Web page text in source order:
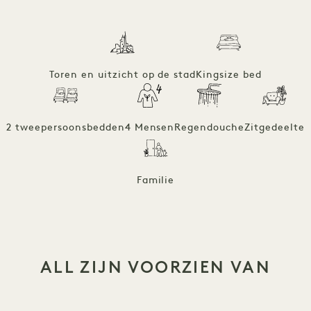
Toren en uitzicht op de stadKingsize bed
2 tweepersoonsbedden4 Mensen RegendoucheZitgedeelte
Familie
ALL ZIJN VOORZIEN VAN